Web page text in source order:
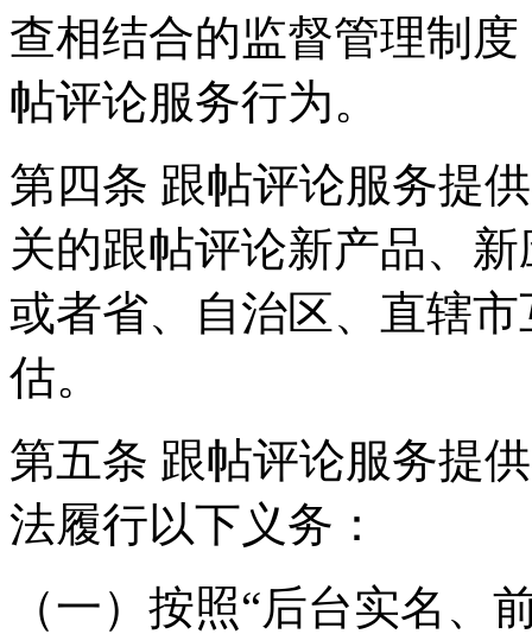
查相结合的监督管理制
帖评论服务行为。
第四条 跟帖评论服务提
关的跟帖评论新产品、
或者省、自治区、直辖
估。
第五条 跟帖评论服务提
法履行以下义务：
（一）按照“后台实名、